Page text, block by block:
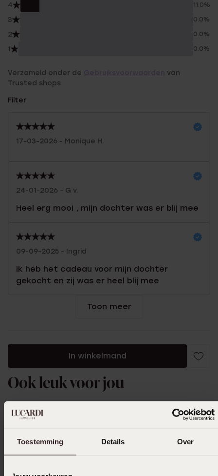
Toestemming Details Over
4 11.0%
3 0.0%
2 0.0%
1 0.0%
Verzameld onder de
van
Trusted shops
Filter
17-03-2026 - Monique H.
24-01-2026 - G v.
Heel erg mooi , mijn dochter was er blij mee
09-09-2025 - Ingrid
Ik heb het cadeau voor mijn dochter
gekocht en zij was er heel blij mee
Toon meer
In winkelmand
Ook leuk voor jou